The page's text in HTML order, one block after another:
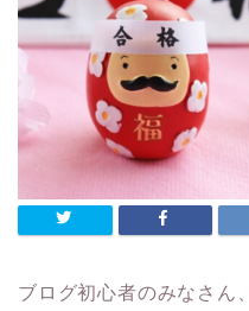
ブログ初心者のみなさん、